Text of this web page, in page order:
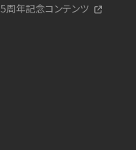
5周年記念コンテンツ